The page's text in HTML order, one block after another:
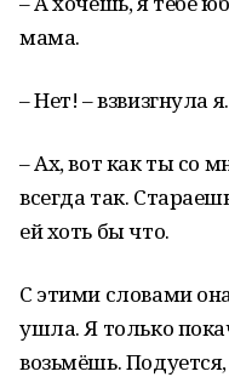
мама.
– Нет! – взвизгнула
– Ах, вот как ты со
всегда так.
ей хоть бы что.
С этими словами
ушла. Я только
возьмёшь.